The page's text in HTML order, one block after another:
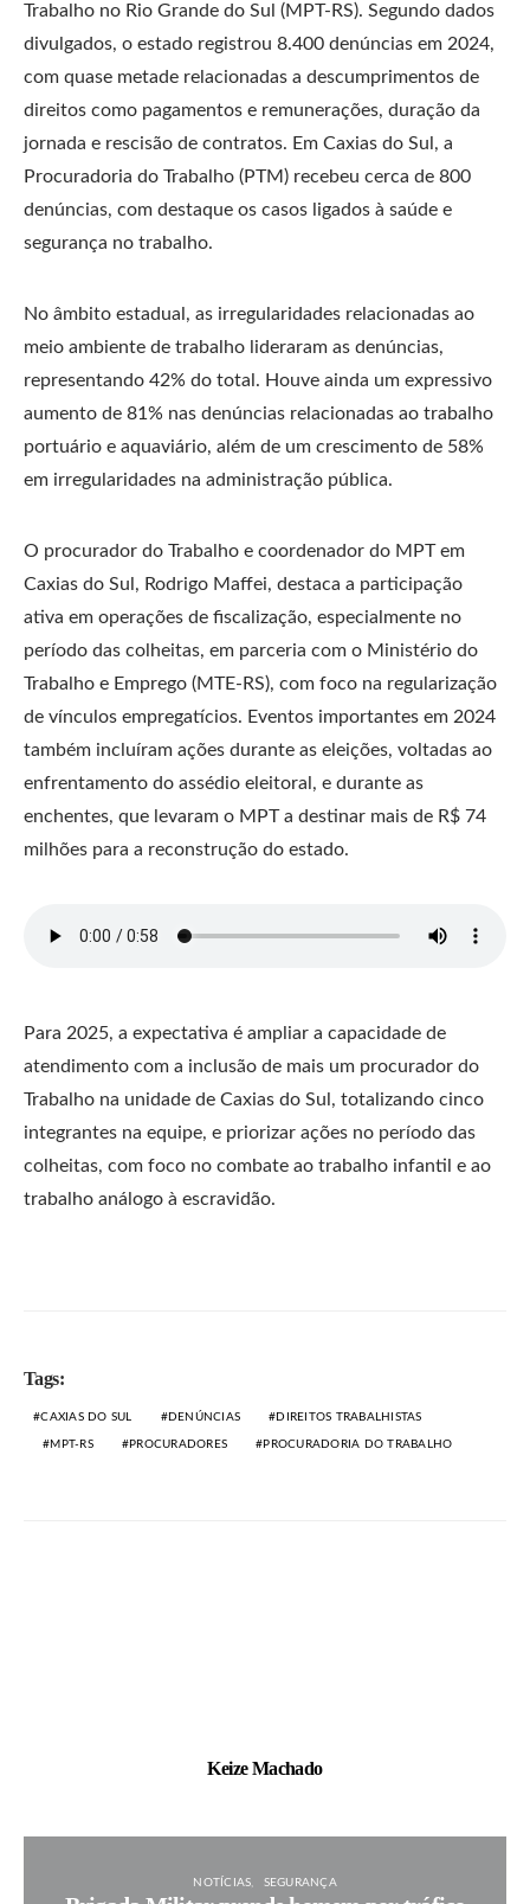
Trabalho no Rio Grande do Sul (MPT-RS). Segundo dados
divulgados, o estado registrou 8.400 denúncias em 2024,
com quase metade relacionadas a descumprimentos de
direitos como pagamentos e remunerações, duração da
jornada e rescisão de contratos. Em Caxias do Sul, a
Procuradoria do Trabalho (PTM) recebeu cerca de 800
denúncias, com destaque os casos ligados à saúde e
segurança no trabalho.
No âmbito estadual, as irregularidades relacionadas ao
meio ambiente de trabalho lideraram as denúncias,
representando 42% do total. Houve ainda um expressivo
aumento de 81% nas denúncias relacionadas ao trabalho
portuário e aquaviário, além de um crescimento de 58%
em irregularidades na administração pública.
O procurador do Trabalho e coordenador do MPT em
Caxias do Sul, Rodrigo Maffei, destaca a participação
ativa em operações de fiscalização, especialmente no
período das colheitas, em parceria com o Ministério do
Trabalho e Emprego (MTE-RS), com foco na regularização
de vínculos empregatícios. Eventos importantes em 2024
também incluíram ações durante as eleições, voltadas ao
enfrentamento do assédio eleitoral, e durante as
enchentes, que levaram o MPT a destinar mais de R$ 74
milhões para a reconstrução do estado.
Para 2025, a expectativa é ampliar a capacidade de
atendimento com a inclusão de mais um procurador do
Trabalho na unidade de Caxias do Sul, totalizando cinco
integrantes na equipe, e priorizar ações no período das
colheitas, com foco no combate ao trabalho infantil e ao
trabalho análogo à escravidão.
Tags:
CAXIAS DO SUL DENÚNCIAS DIREITOS TRABALHISTAS
MPT-RS PROCURADORES PROCURADORIA DO TRABALHO
Keize Machado
NOTÍCIAS SEGURANÇA